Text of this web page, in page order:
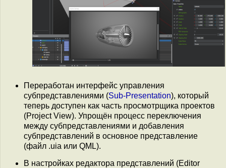
Переработан интерфейс управления
субпредставлениями (Sub-Presentation), который
теперь доступен как часть просмотрщика проектов
(Project View). Упрощён процесс переключения
между субпредставлениями и добавления
субпредставлений в основное представление
(файл .uia или QML).
В настройках редактора представлений (Editor